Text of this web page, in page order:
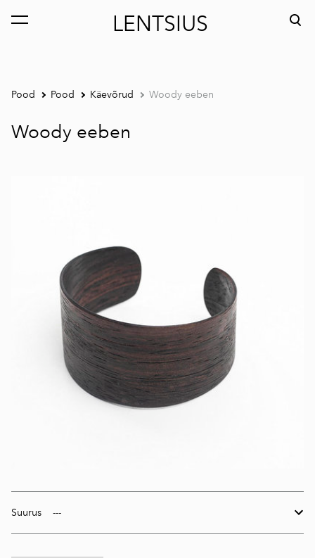
LENTSIUS
lisati ostukorvi. Vaata ostukorvi
Pood Pood Käevõrud Woody eeben
Woody eeben
Suurus